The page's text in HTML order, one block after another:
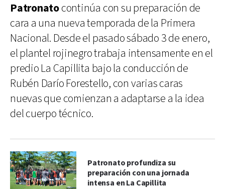
Patronatocontinúa con su preparación de
cara a una nueva temporada de la Primera
Nacional. Desde el pasado sábado 3 de enero,
el plantel rojinegro trabaja intensamente en el
predio La Capillita bajo la conducción de
Rubén Darío Forestello, con varias caras
nuevas que comienzan a adaptarse a la idea
del cuerpo técnico.
Patronato profundiza su
preparación con una jornada
intensa en La Capillita